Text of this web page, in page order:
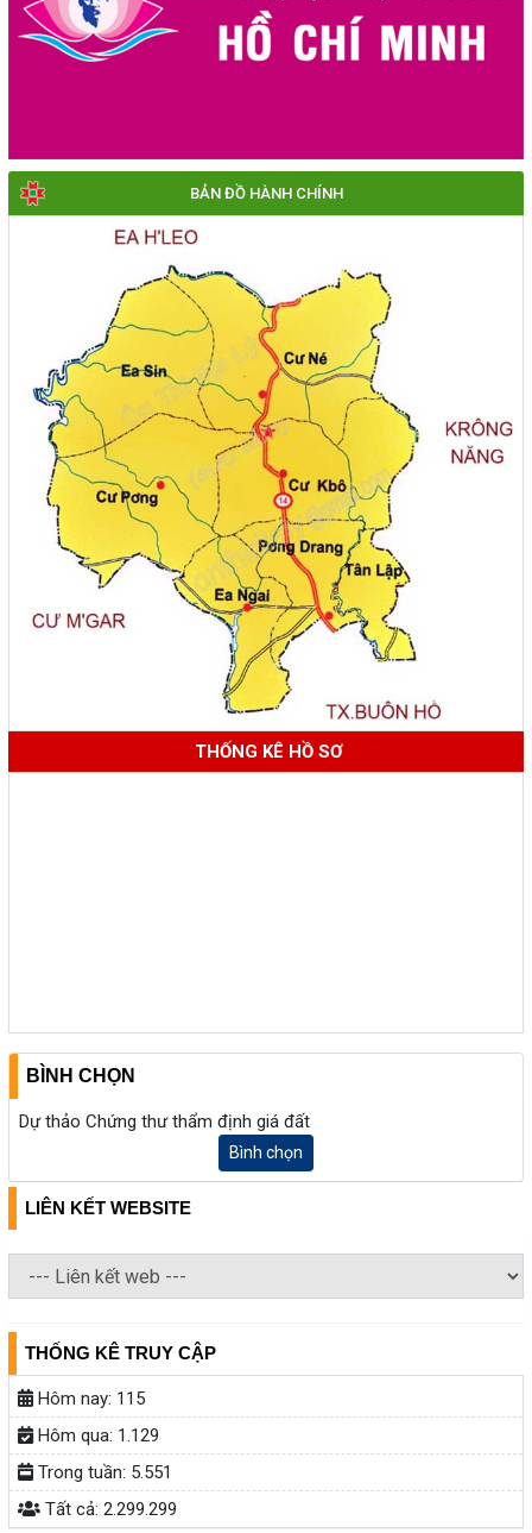
BẢN ĐỒ HÀNH CHÍNH
THỐNG KÊ HỒ SƠ
BÌNH CHỌN
Dự thảo Chứng thư thẩm định giá đất
Bình chọn
LIÊN KẾT WEBSITE
THỐNG KÊ TRUY CẬP
Hôm nay: 115
Hôm qua: 1.129
Trong tuần: 5.551
Tất cả: 2.299.299